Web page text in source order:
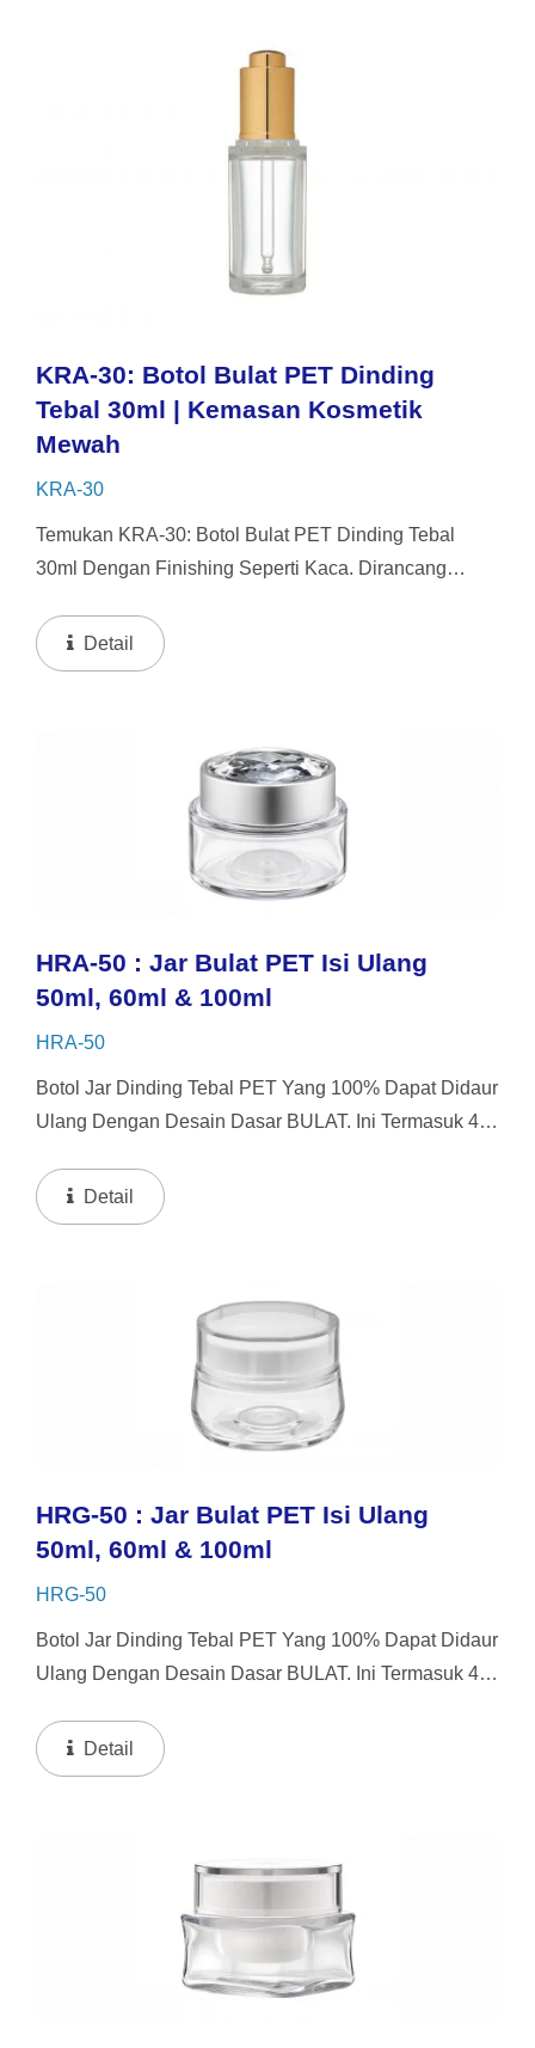
KRA-30: Botol Bulat PET Dinding
Tebal 30ml | Kemasan Kosmetik
Mewah
KRA-30
Temukan KRA-30: Botol Bulat PET Dinding Tebal
30ml Dengan Finishing Seperti Kaca. Dirancang
Tampilan Mewah Dari Kaca Sambil Tetap Tahan
Pecah Dan Ringan...
Detail
HRA-50 : Jar Bulat PET Isi Ulang
50ml, 60ml & 100ml
HRA-50
Botol Jar Dinding Tebal PET Yang 100% Dapat Didaur
Ulang Dengan Desain Dasar BULAT. Ini Termasuk 4
Menawarkan Sistem Pengisian Ulang Dengan
Kapasitas 50ml...
Detail
HRG-50 : Jar Bulat PET Isi Ulang
50ml, 60ml & 100ml
HRG-50
Botol Jar Dinding Tebal PET Yang 100% Dapat Didaur
Ulang Dengan Desain Dasar BULAT. Ini Termasuk 4
Menawarkan Sistem Pengisian Ulang Dengan
Kapasitas 50ml...
Detail